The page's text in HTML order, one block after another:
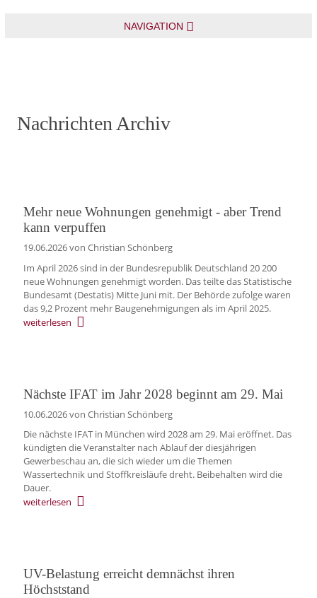
NAVIGATION
Nachrichten Archiv
Mehr neue Wohnungen genehmigt - aber Trend
kann verpuffen
19.06.2026von Christian Schönberg
Im April 2026 sind in der Bundesrepublik Deutschland 20 200
neue Wohnungen genehmigt worden. Das teilte das Statistische
Bundesamt (Destatis) Mitte Juni mit. Der Behörde zufolge waren
das 9,2 Prozent mehr Baugenehmigungen als im April 2025.
weiterlesen
Nächste IFAT im Jahr 2028 beginnt am 29. Mai
10.06.2026von Christian Schönberg
Die nächste IFAT in München wird 2028 am 29. Mai eröffnet. Das
kündigten die Veranstalter nach Ablauf der diesjährigen
Gewerbeschau an, die sich wieder um die Themen
Wassertechnik und Stoffkreisläufe dreht. Beibehalten wird die
Dauer.
weiterlesen
UV-Belastung erreicht demnächst ihren
Höchststand